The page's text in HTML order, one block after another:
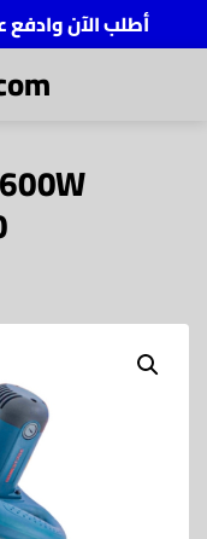
أطلب الآن وادفع عند